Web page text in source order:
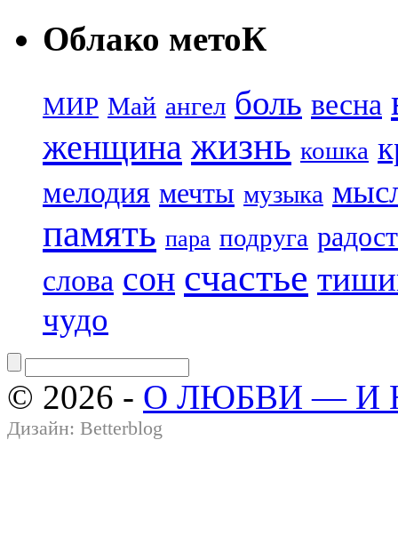
Облако метоК
МИР Май ангел боль весна
женщина жизнь кошка
мелодия мечты музыка
память пара подруга
слова сон счастье
чудо
© 2026 - О ЛЮБВИ — И
Дизайн: Betterblog